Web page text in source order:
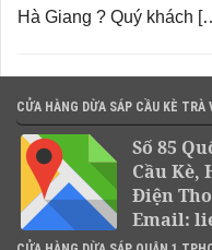
Hà Giang ? Quý khách
CỬA HÀNG DỪA SÁP CẦU KÈ TRÀ
Số 85
Cầu Kè,
Điện
Email: